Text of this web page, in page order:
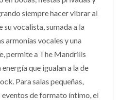
siempre hacer vibrar al
vocalista, sumada a la
armonías vocales y una
permite a The Mandrills
que igualan a la de
Para salas pequeñas,
de formato íntimo, el